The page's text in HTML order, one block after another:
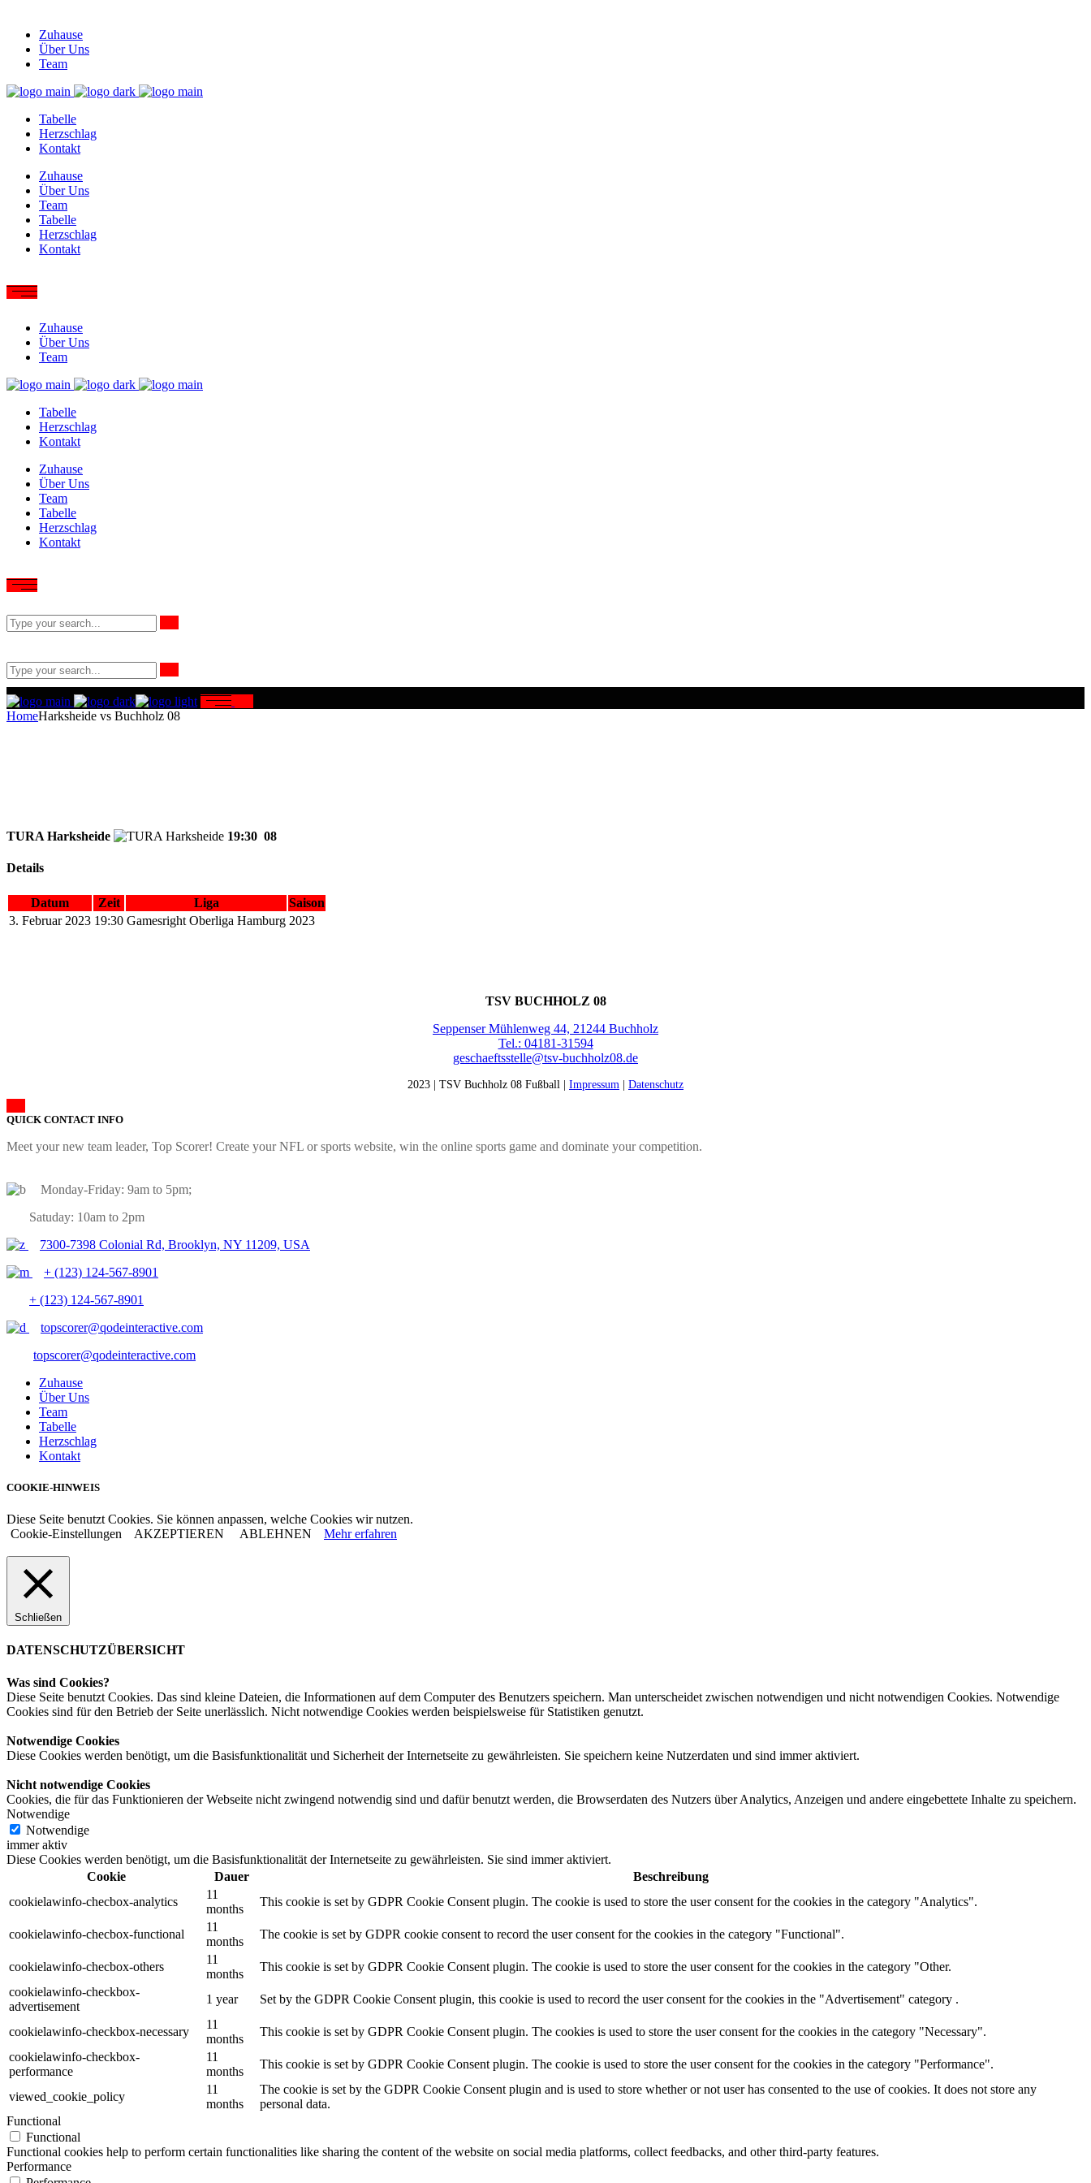
Zuhause
Über Uns
Team
Tabelle
Herzschlag
Kontakt
Zuhause
Über Uns
Team
Tabelle
Herzschlag
Kontakt
Zuhause
Über Uns
Team
Tabelle
Herzschlag
Kontakt
Zuhause
Über Uns
Team
Tabelle
Herzschlag
Kontakt
HomeHarksheide vs Buchholz 08
TURA Harksheide 19:30 08
Details
Datum Zeit Liga
Saison
3. Februar 2023 19:30 Gamesright Oberliga Hamburg 2023
TSV BUCHHOLZ 08
Seppenser Mühlenweg 44, 21244 Buchholz
Tel.: 04181-31594
geschaeftsstelle@tsv-buchholz08.de
2023 | TSV Buchholz 08 Fußball | Impressum Datenschutz
QUICK CONTACT INFO
Meet your new team leader, Top Scorer! Create your NFL or sports website, win the online sports game and dominate your competition.
Monday-Friday: 9am to 5pm;
Satuday: 10am to 2pm
7300-7398 Colonial Rd, Brooklyn, NY 11209, USA
+ (123) 124-567-8901
+ (123) 124-567-8901
topscorer@qodeinteractive.com
topscorer@qodeinteractive.com
Zuhause
Über Uns
Team
Tabelle
Herzschlag
Kontakt
COOKIE-HINWEIS
Diese Seite benutzt Cookies. Sie können anpassen, welche Cookies wir nutzen.
Cookie-Einstellungen
AKZEPTIEREN ABLEHNEN Mehr erfahren
Schließen
DATENSCHUTZÜBERSICHT
Was sind Cookies?
Diese Seite benutzt Cookies. Das sind kleine Dateien, die Informationen auf dem Computer des Benutzers speichern. Man unterscheidet zwischen notwendigen und nicht notwendigen Cookies. Notwendige
Cookies sind für den Betrieb der Seite unerlässlich. Nicht notwendige Cookies werden beispielsweise für Statistiken genutzt.
Notwendige Cookies
Diese Cookies werden benötigt, um die Basisfunktionalität und Sicherheit der Internetseite zu gewährleisten. Sie speichern keine Nutzerdaten und sind immer aktiviert.
Nicht notwendige Cookies
Cookies, die für das Funktionieren der Webseite nicht zwingend notwendig sind und dafür benutzt werden, die Browserdaten des Nutzers über Analytics, Anzeigen und andere eingebettete Inhalte zu speichern.
Notwendige
Notwendige
immer aktiv
Diese Cookies werden benötigt, um die Basisfunktionalität der Internetseite zu gewährleisten. Sie sind immer aktiviert.
Cookie
Dauer
Beschreibung
cookielawinfo-checbox-analytics
11
months
This cookie is set by GDPR Cookie Consent plugin. The cookie is used to store the user consent for the cookies in the category "Analytics".
cookielawinfo-checbox-functional
11
months
The cookie is set by GDPR cookie consent to record the user consent for the cookies in the category "Functional".
cookielawinfo-checbox-others
11
months
This cookie is set by GDPR Cookie Consent plugin. The cookie is used to store the user consent for the cookies in the category "Other.
cookielawinfo-checkbox-
advertisement
1 year Set by the GDPR Cookie Consent plugin, this cookie is used to record the user consent for the cookies in the "Advertisement" category .
cookielawinfo-checkbox-necessary
11
months
This cookie is set by GDPR Cookie Consent plugin. The cookies is used to store the user consent for the cookies in the category "Necessary".
cookielawinfo-checkbox-
performance
11
months
This cookie is set by GDPR Cookie Consent plugin. The cookie is used to store the user consent for the cookies in the category "Performance".
viewed_cookie_policy
11
months
The cookie is set by the GDPR Cookie Consent plugin and is used to store whether or not user has consented to the use of cookies. It does not store any
personal data.
Functional
Functional
Functional cookies help to perform certain functionalities like sharing the content of the website on social media platforms, collect feedbacks, and other third-party features.
Performance